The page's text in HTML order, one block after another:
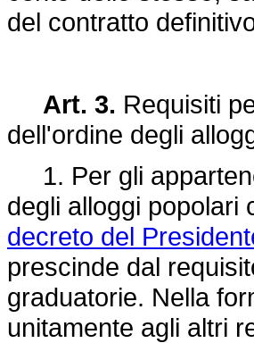
del contratto
Art. 3. Requisiti
dell'ordine degli
1. Per gli
degli alloggi popolari
decreto del
prescinde dal
graduatorie. Nella
unitamente agli altri